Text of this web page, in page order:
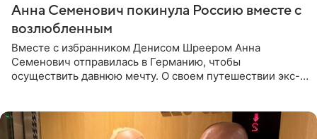
Анна Семенович покинула Россию вместе с
возлюбленным
Вместе с избранником Денисом Шреером Анна
Семенович отправилась в Германию, чтобы
осуществить давнюю мечту. О своем путешествии экс-